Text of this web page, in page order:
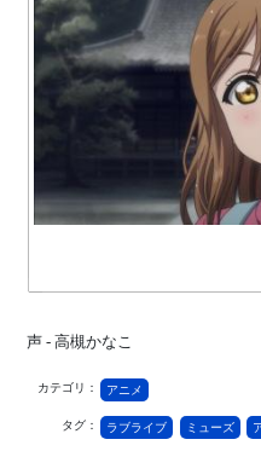
声 - 高槻かなこ
カテゴリ： アニメ
タグ： ラブライブ ミューズ